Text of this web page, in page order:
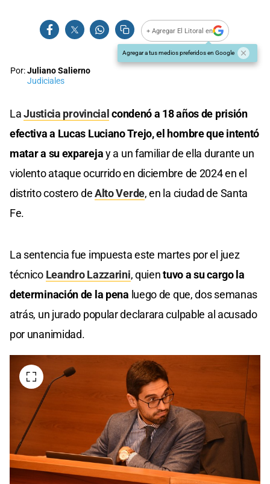
+ Agregar El Litoral en
Agregar a tus medios preferidos en Google
Por:Juliano Salierno
Judiciales
LaJusticia provincial condenó a 18 años de prisión
efectiva a Lucas Luciano Trejo, el hombre que intentó
matar a su exparejay a un familiar de ella durante un
violento ataque ocurrido en diciembre de 2024 en el
distrito costero deAlto Verde, en la ciudad de Santa
Fe.
La sentencia fue impuesta este martes por el juez
técnico Leandro Lazzarini, quientuvo a su cargo la
determinación de la pena luego de que, dos semanas
atrás, un jurado popular declarara culpable al acusado
por unanimidad.